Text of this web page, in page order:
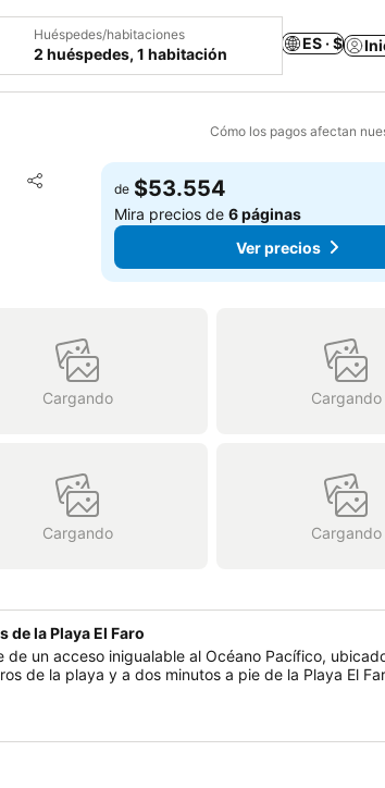
Huéspedes/habitaciones
2 huéspedes, 1 habitación
ES · $
Cómo los pagos afectan
Compartir
Agregar a favoritos
de $53.554
Mira precios de6 páginas
Ver precios
Cargando Cargando
Cargando Cargando
de la Playa El Faro
de un acceso inigualable al Océano Pacífico,
de la playa y a dos minutos a pie de la Playa El